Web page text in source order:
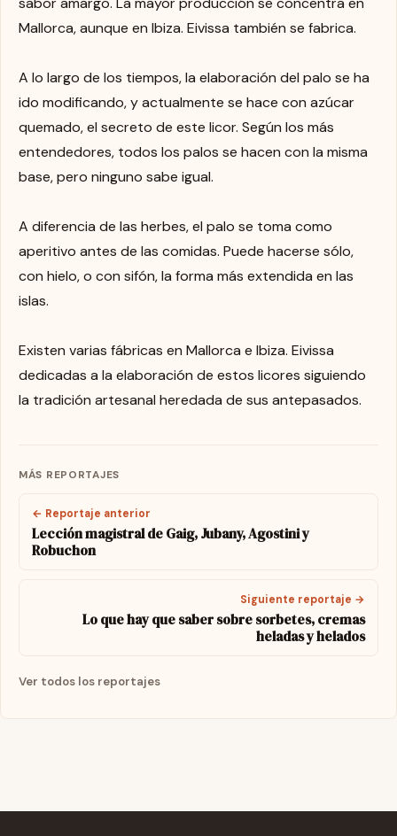
Mallorca, aunque en Ibiza. Eivissa también se fabrica.
A lo largo de los tiempos, la elaboración del palo se ha
ido modificando, y actualmente se hace con azúcar
quemado, el secreto de este licor. Según los más
entendedores, todos los palos se hacen con la misma
base, pero ninguno sabe igual.
A diferencia de las herbes, el palo se toma como
aperitivo antes de las comidas. Puede hacerse sólo,
con hielo, o con sifón, la forma más extendida en las
islas.
Existen varias fábricas en Mallorca e Ibiza. Eivissa
dedicadas a la elaboración de estos licores siguiendo
la tradición artesanal heredada de sus antepasados.
MÁS REPORTAJES
← Reportaje anterior
Lección magistral de Gaig, Jubany, Agostini y
Robuchon
Siguiente reportaje →
Lo que hay que saber sobre sorbetes, cremas
heladas y helados
Ver todos los reportajes